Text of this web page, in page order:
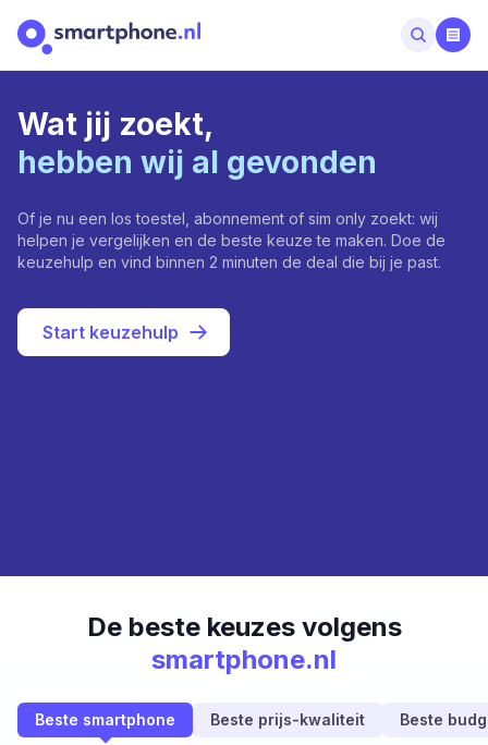
Wat jij zoekt,
hebben wij al gevonden
Of je nu een los toestel, abonnement of sim only zoekt: wij
helpen je vergelijken en de beste keuze te maken. Doe de
keuzehulp en vind binnen 2 minuten de deal die bij je past.
Start keuzehulp
De beste keuzes volgens
smartphone.nl
Beste smartphone Beste prijs-kwaliteit Beste